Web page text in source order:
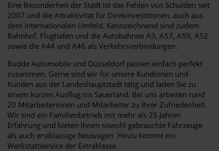
Eine Besonderheit der Stadt ist das Fehlen von Schulden seit
2007 und die Attraktivität für Direkinvestitionen, auch aus
dem internationalen Umfeld. Kennzeichnend sind zudem
Bahnhof, Flughafen und die Autobahnen A3, A57, A59, A52
sowie die A44 und A46 als Verkehrsverbindungen.
Budde Automobile und Düsseldorf passen einfach perfekt
zusammen. Gerne sind wir für unsere Kundinnen und
Kunden aus der Landeshauptstadt tätig und laden Sie zu
einem kurzen Ausflug ins Sauerland. Bei uns arbeiten rund
20 Mitarbeiterinnen und Mitarbeiter zu Ihrer Zufriedenheit.
Wir sind ein Familienbetrieb mit mehr als 25 Jahren
Erfahrung und bieten Ihnen sowohl gebrauchte Fahrzeuge
als auch erstklassige Neuwagen. Hinzu kommt ein
Werkstattservice der Extraklasse.